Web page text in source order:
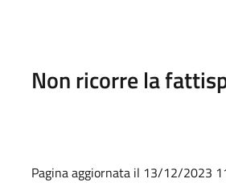
Non ricorre la
Pagina aggiornata il 13/12/2023